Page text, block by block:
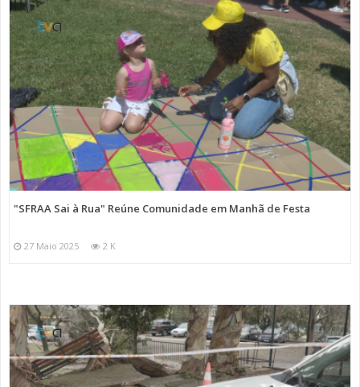
"SFRAA Sai à Rua" Reúne Comunidade em Manhã de Festa
27 Maio 2025 2 K